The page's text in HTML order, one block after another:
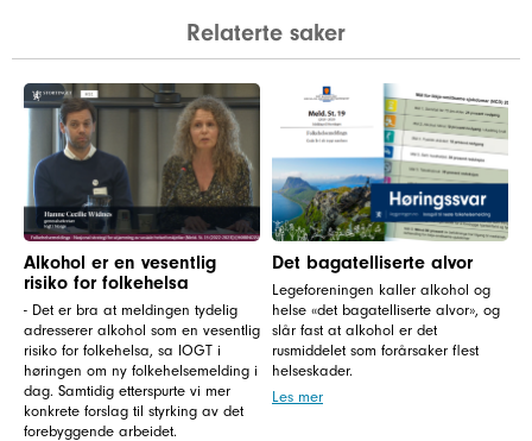
Relaterte saker
Alkohol er en vesentlig
risiko for folkehelsa
- Det er bra at meldingen tydelig
adresserer alkohol som en vesentlig
risiko for folkehelsa, sa IOGT i
høringen om ny folkehelsemelding i
dag. Samtidig etterspurte vi mer
konkrete forslag til styrking av det
forebyggende arbeidet.
Det bagatelliserte alvor
Legeforeningen kaller alkohol og
helse «det bagatelliserte alvor», og
slår fast at alkohol er det
rusmiddelet som forårsaker flest
helseskader.
Les mer